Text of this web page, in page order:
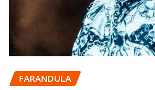
FARANDULA